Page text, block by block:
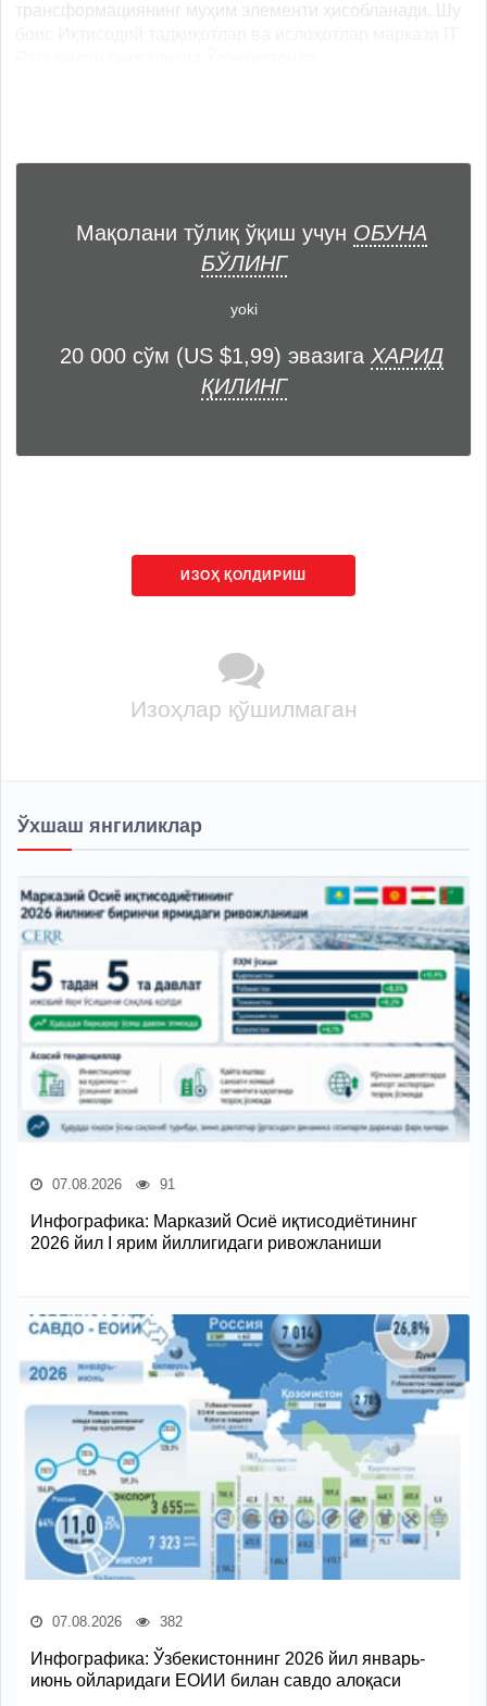
трансформациянинг муҳим элементи ҳисобланади. Шу
Мақолани тўлиқ ўқиш учун ОБУНА
БЎЛИНГ
yoki
20 000 сўм (US $1,99) эвазига ХАРИД
ҚИЛИНГ
ИЗОҲ ҚОЛДИРИШ
Изоҳлар қўшилмаган
Ўхшаш янгиликлар
07.08.2026 91
Инфографика: Марказий Осиё иқтисодиётининг
2026 йил I ярим йиллигидаги ривожланиши
07.08.2026 382
Инфографика: Ўзбекистоннинг 2026 йил январь-
июнь ойларидаги ЕОИИ билан савдо алоқаси